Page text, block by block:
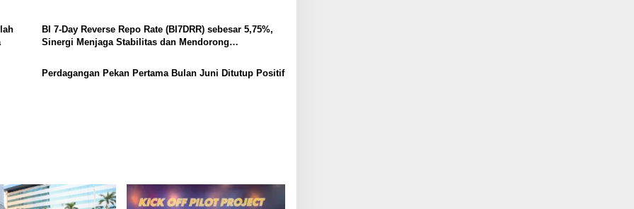
BI 7-Day Reverse Repo Rate (BI7DRR) sebesar 5,75%,
Sinergi Menjaga Stabilitas dan Mendorong
Perdagangan Pekan Pertama Bulan Juni Ditutup Positif